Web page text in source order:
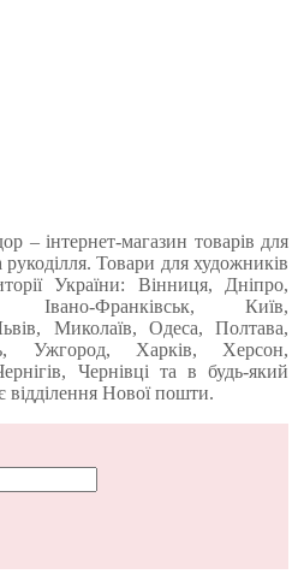
інтернет-магазин товарів для
рукоділля. Товари для художників
України: Вінниця, Дніпро,
Франківськ, Київ,
Миколаїв, Одеса, Полтава,
Ужгород, Харків, Херсон,
Чернівці та в будь-який
Нової пошти.